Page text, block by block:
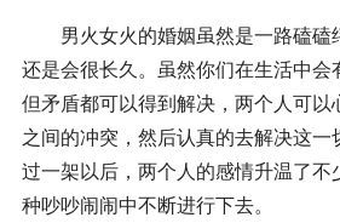
男火女火的婚姻虽然是一路磕磕
还是会很长久。虽然你们在生活中会
但矛盾都可以得到解决，两个人可以
之间的冲突，然后认真的去解决这一
过一架以后，两个人的感情升温了不
种吵吵闹闹中不断进行下去。